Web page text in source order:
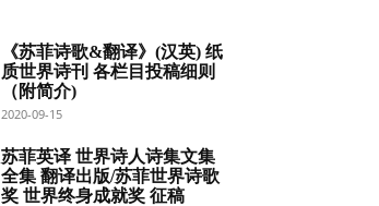
《苏菲诗歌&翻译》(汉英) 纸
质世界诗刊 各栏目投稿细则
（附简介)
2020-09-15
苏菲英译 世界诗人诗集文集
全集 翻译出版/苏菲世界诗歌
奖 世界终身成就奖 征稿